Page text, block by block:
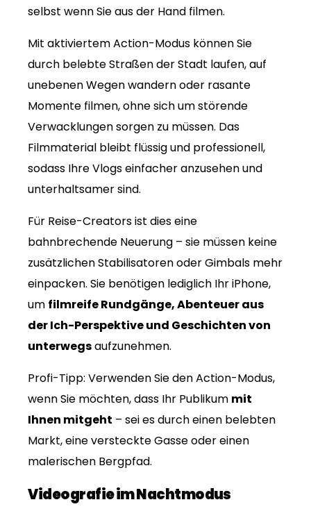
selbst wenn Sie aus der Hand filmen.
Mit aktiviertem Action-Modus können Sie
durch belebte Straßen der Stadt laufen, auf
unebenen Wegen wandern oder rasante
Momente filmen, ohne sich um störende
Verwacklungen sorgen zu müssen. Das
Filmmaterial bleibt flüssig und professionell,
sodass Ihre Vlogs einfacher anzusehen und
unterhaltsamer sind.
Für Reise-Creators ist dies eine
bahnbrechende Neuerung – sie müssen keine
zusätzlichen Stabilisatoren oder Gimbals mehr
einpacken. Sie benötigen lediglich Ihr iPhone,
um filmreife Rundgänge, Abenteuer aus
der Ich-Perspektive und Geschichten von
unterwegsaufzunehmen.
Profi-Tipp: Verwenden Sie den Action-Modus,
wenn Sie möchten, dass Ihr Publikum mit
Ihnen mitgeht – sei es durch einen belebten
Markt, eine versteckte Gasse oder einen
malerischen Bergpfad.
Videografie im Nachtmodus